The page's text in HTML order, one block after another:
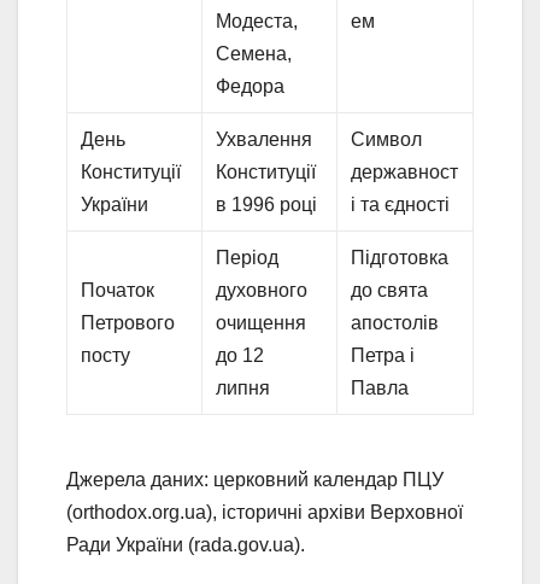
Модеста,
Семена,
Федора
ем
День
Конституції
України
Ухвалення
Конституції
в 1996 році
Символ
державност
і та єдності
Початок
Петрового
посту
Період
духовного
очищення
до 12
липня
Підготовка
до свята
апостолів
Петра і
Павла
Джерела даних: церковний календар ПЦУ
(orthodox.org.ua), історичні архіви Верховної
Ради України (rada.gov.ua).